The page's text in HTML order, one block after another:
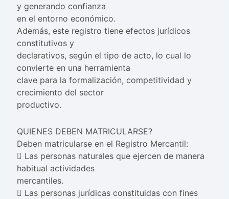
y generando confianza
en el entorno económico.
Además, este registro tiene efectos jurídicos
constitutivos y
declarativos, según el tipo de acto, lo cual lo
convierte en una herramienta
clave para la formalización, competitividad y
crecimiento del sector
productivo.
QUIENES DEBEN MATRICULARSE?
Deben matricularse en el Registro Mercantil:
 Las personas naturales que ejercen de manera
habitual actividades
mercantiles.
 Las personas jurídicas constituidas con fines